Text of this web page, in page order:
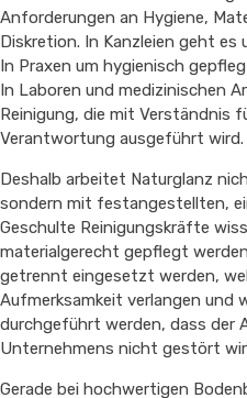
Anforderungen an Hygiene,
Diskretion. In Kanzleien geht es
In Praxen um hygienisch
In Laboren und medizinischen
Reinigung, die mit Verständnis
Verantwortung ausgeführt wird.
Deshalb arbeitet Naturglanz
sondern mit festangestellten,
Geschulte Reinigungskräfte
materialgerecht gepflegt
getrennt eingesetzt werden,
Aufmerksamkeit verlangen und
durchgeführt werden, dass der
Unternehmens nicht gestört
Gerade bei hochwertigen